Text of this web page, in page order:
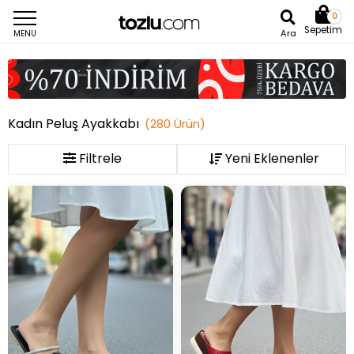
MENU Ara
0
Sepetim
Kadın Peluş Ayakkabı (280 Ürün)
Filtrele